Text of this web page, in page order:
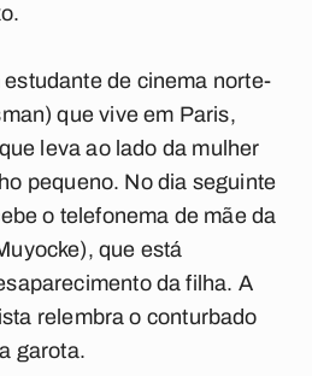
de cinema norte-
que vive em Paris,
leva ao lado da mulher
pequeno. No dia seguinte
o telefonema de mãe da
que está
da filha. A
relembra o conturbado
garota.